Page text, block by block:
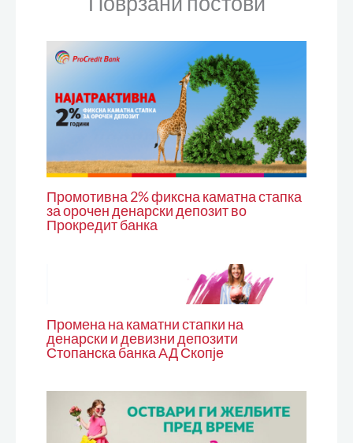
Промотивна 2% фиксна каматна стапка
за орочен денарски депозит во
Прокредит банка
Промена на каматни стапки на
денарски и девизни депозити
Стопанска банка АД Скопје